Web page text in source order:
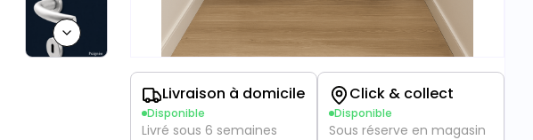
Next slide Livraison à domicile
Disponible
Livré sous 6 semaines
Click & collect
Disponible
Sous réserve en magasin